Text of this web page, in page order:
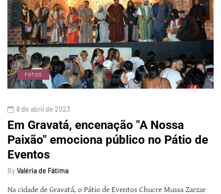
FOTOS
8 de abril de 2023
Em Gravatá, encenação "A Nossa
Paixão" emociona público no Pátio de
Eventos
By Valéria de Fátima
Na cidade de Gravatá, o Pátio de Eventos Chucre Mussa Zarzar